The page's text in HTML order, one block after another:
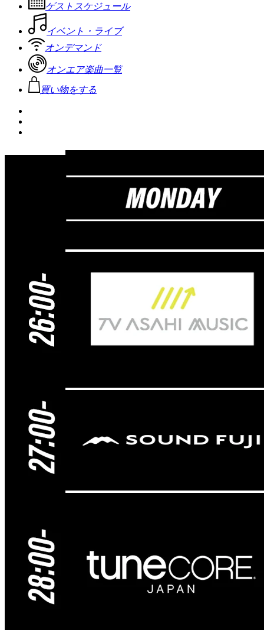
ゲストスケジュール
イベント・ライブ
オンデマンド
オンエア楽曲一覧
買い物をする